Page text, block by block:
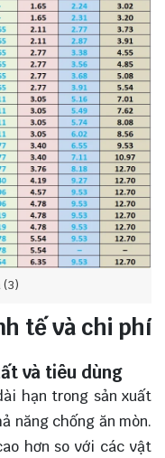
(3)
tế và chi phí
và tiêu dùng
hạn trong sản xuất
năng chống ăn mòn.
hơn so với các vật